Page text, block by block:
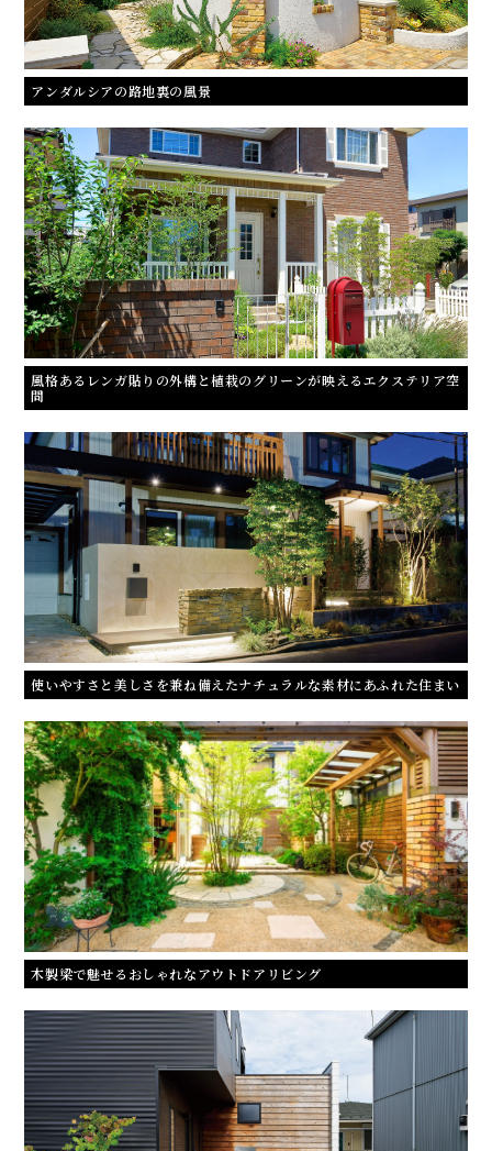
アンダルシアの路地裏の風景
風格あるレンガ貼りの外構と植栽のグリーンが映えるエクステリア空
間
使いやすさと美しさを兼ね備えたナチュラルな素材にあふれた住まい
木製梁で魅せるおしゃれなアウトドアリビング